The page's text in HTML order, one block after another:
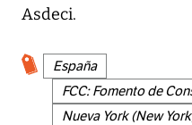
Asdeci.
España
FCC: Fomento de
Nueva York (New